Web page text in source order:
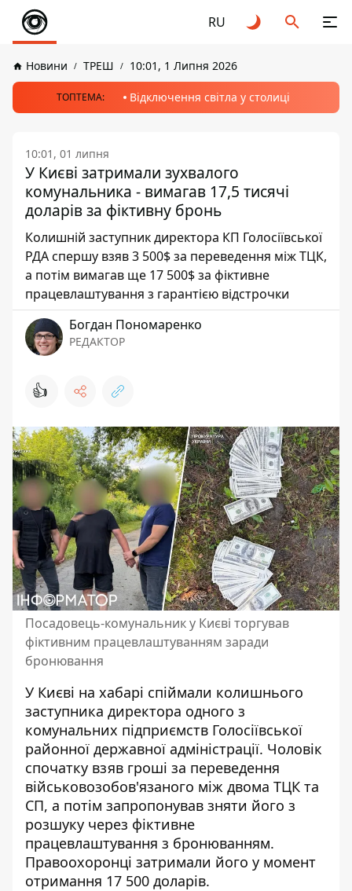
RU
Новини ТРЕШ 10:01, 1 Липня 2026
ТОПТЕМА: Відключення світла у столиці
10:01, 01 липня
У Києві затримали зухвалого
комунальника - вимагав 17,5 тисячі
доларів за фіктивну бронь
Колишній заступник директора КП Голосіївської
РДА спершу взяв 3 500$ за переведення між ТЦК,
а потім вимагав ще 17 500$ за фіктивне
працевлаштування з гарантією відстрочки
Богдан Пономаренко
РЕДАКТОР
👍
Посадовець-комунальник у Києві торгував
фіктивним працевлаштуванням заради
бронювання
У Києві на хабарі спіймали колишнього
заступника директора одного з
комунальних підприємств Голосіївської
районної державної адміністрації. Чоловік
спочатку взяв гроші за переведення
військовозобов'язаного між двома ТЦК та
СП, а потім запропонував зняти його з
розшуку через фіктивне
працевлаштування з бронюванням.
Правоохоронці затримали його у момент
отримання 17 500 доларів.